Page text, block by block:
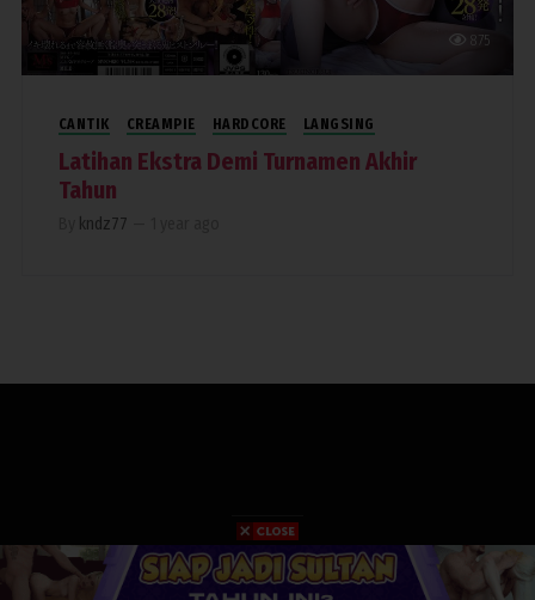
875
CANTIK CREAMPIE HARDCORE LANGSING
Latihan Ekstra Demi Turnamen Akhir
Tahun
kndz77
COPYRIGHT 2019. RUMAHPERJAKA